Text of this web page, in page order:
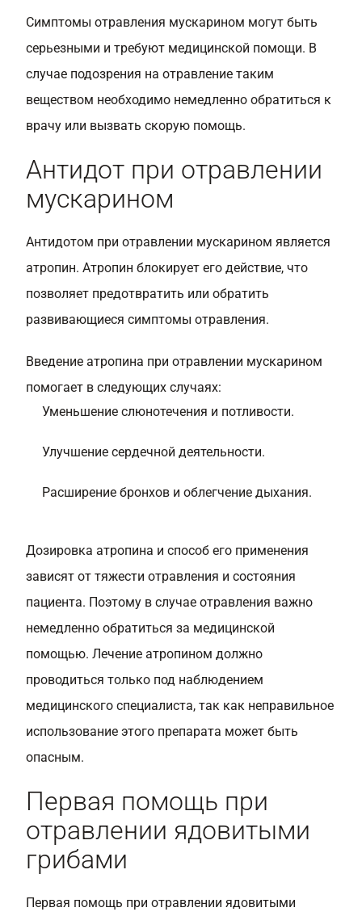
Симптомы отравления мускарином могут быть
серьезными и требуют медицинской помощи. В
случае подозрения на отравление таким
веществом необходимо немедленно обратиться к
врачу или вызвать скорую помощь.
Антидот при отравлении
мускарином
Антидотом при отравлении мускарином является
атропин. Атропин блокирует его действие, что
позволяет предотвратить или обратить
развивающиеся симптомы отравления.
Введение атропина при отравлении мускарином
помогает в следующих случаях:
Уменьшение слюнотечения и потливости.
Улучшение сердечной деятельности.
Расширение бронхов и облегчение дыхания.
Дозировка атропина и способ его применения
зависят от тяжести отравления и состояния
пациента. Поэтому в случае отравления важно
немедленно обратиться за медицинской
помощью. Лечение атропином должно
проводиться только под наблюдением
медицинского специалиста, так как неправильное
использование этого препарата может быть
опасным.
Первая помощь при
отравлении ядовитыми
грибами
Первая помощь при отравлении ядовитыми